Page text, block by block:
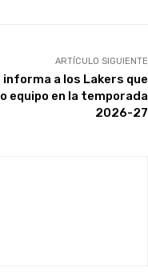
ARTÍCULO SIGUIENTE
a los Lakers que
equipo en la temporada
2026-27